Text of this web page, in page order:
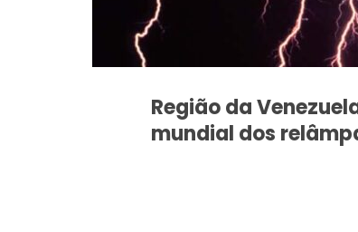
Região da
mundial dos